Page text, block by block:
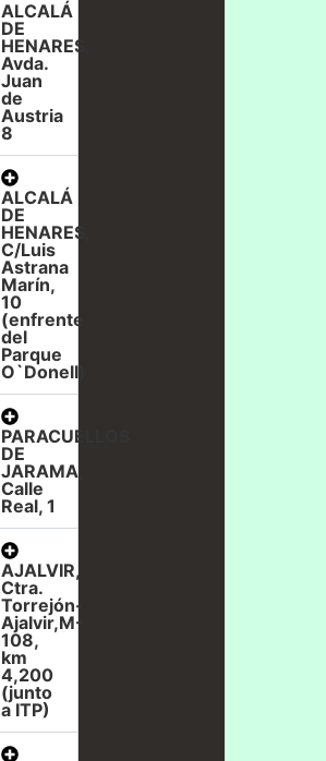
ALCALÁ
DE
HENARES,
Avda.
Juan
de
Austria
8
ALCALÁ
DE
HENARES,
C/Luis
Astrana
Marín,
10
(enfrente
del
Parque
O`Donell)
PARACUELLOS
DE
JARAMA,
Calle
Real, 1
AJALVIR,
Ctra.
Torrejón-
Ajalvir,M-
108,
km
4,200
(junto
a ITP)